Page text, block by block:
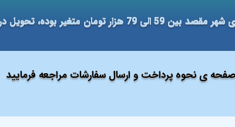
ی نحوه پرداخت و ارسال سفارشات مراجعه فرمایید